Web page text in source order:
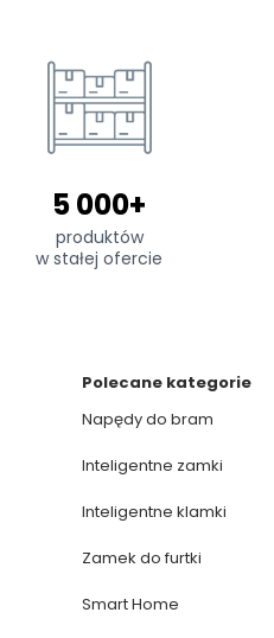
5 000+
produktów
w stałej ofercie
Polecane kategorie
Napędy do bram
Inteligentne zamki
Inteligentne klamki
Zamek do furtki
Smart Home